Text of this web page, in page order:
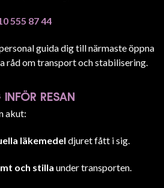
555 87 44
guida dig till närmaste öppna
råd om transport och stabilisering.
INFÖR RESAN
akut:
läkemedel djuret fått i sig.
och stilla under transporten.